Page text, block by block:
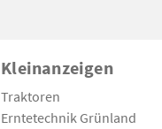
Kleinanzeigen
Traktoren
Erntetechnik Grünland